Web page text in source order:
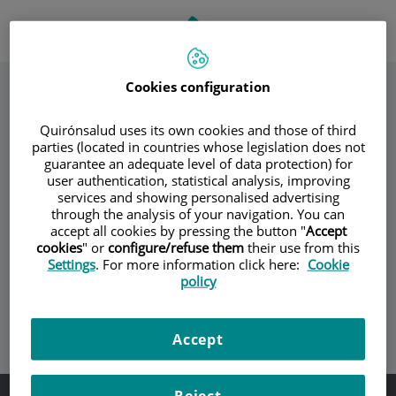
Sélecteur
Les techniques d'imagerie avancées telles que
l'angiorésonance et l'écho-doppler, associées à
l'utilisation du laser, permettent d'obtenir d'excellents
résultats en cas de malformations à faible débit.
Collaborer avec des chirurgiens vasculaires et des
radiologues interventionnels peut permettre d'obtenir
Cookies configuration
Quirónsalud uses its own cookies and those of third
parties (located in countries whose legislation does not
guarantee an adequate level of data protection) for
user authentication, statistical analysis, improving
services and showing personalised advertising
through the analysis of your navigation. You can
accept all cookies by pressing the button "Accept
cookies" or configure/refuse them their use from this
Settings. For more information click here: Cookie
policy
Accept